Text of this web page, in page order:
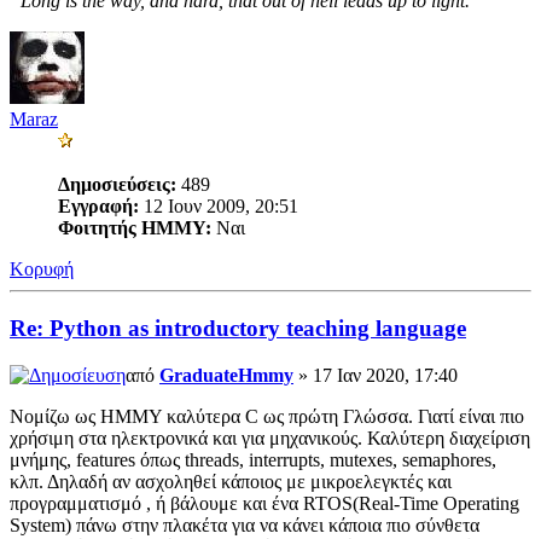
Maraz
Δημοσιεύσεις: 489
Εγγραφή: 12 Ιουν 2009, 20:51
Φοιτητής ΗΜΜΥ: Ναι
Κορυφή
Re: Python as introductory teaching language
από GraduateHmmy » 17 Ιαν 2020, 17:40
Νομίζω ως ΗΜΜΥ καλύτερα C ως πρώτη Γλώσσα. Γιατί είναι πιο
χρήσιμη στα ηλεκτρονικά και για μηχανικούς. Καλύτερη διαχείριση
μνήμης, features όπως threads, interrupts, mutexes, semaphores,
κλπ. Δηλαδή αν ασχοληθεί κάποιος με μικροελεγκτές και
προγραμματισμό , ή βάλουμε και ένα RTOS(Real-Time Operating
System) πάνω στην πλακέτα για να κάνει κάποια πιο σύνθετα